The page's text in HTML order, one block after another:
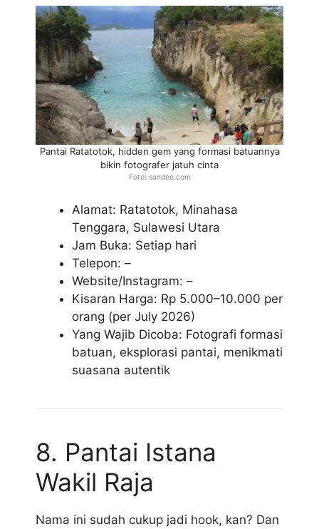
Pantai Ratatotok, hidden gem yang formasi batuannya
bikin fotografer jatuh cinta
Foto: sandee.com
Alamat: Ratatotok, Minahasa
Tenggara, Sulawesi Utara
Jam Buka: Setiap hari
Telepon: –
Website/Instagram: –
Kisaran Harga: Rp 5.000–10.000 per
orang (per July 2026)
Yang Wajib Dicoba: Fotografi formasi
batuan, eksplorasi pantai, menikmati
suasana autentik
8. Pantai Istana
Wakil Raja
Nama ini sudah cukup jadi hook, kan? Dan